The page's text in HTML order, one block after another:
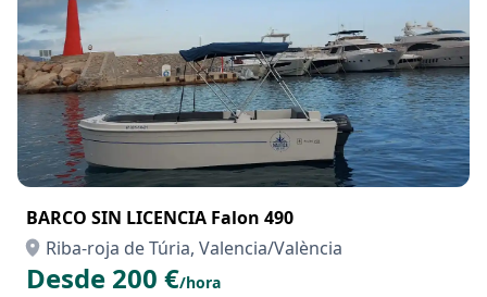
BARCO SIN LICENCIA Falon 490
Riba-roja de Túria, Valencia/València
Desde 200 €/hora